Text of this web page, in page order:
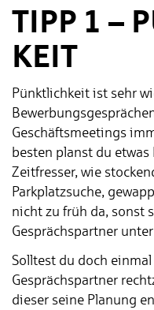
TIPP 1 –
KEIT
Pünktlichkeit ist sehr
Geschäftsmeetings
besten planst du
Zeitfresser, wie
Parkplatzsuche,
nicht zu früh da, sonst
Gesprächspartner
Solltest du doch
Gesprächspartner
dieser seine Planung